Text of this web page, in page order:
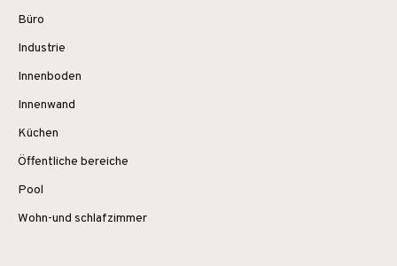
Büro
Industrie
Innenboden
Innenwand
Küchen
Öffentliche bereiche
Pool
Wohn-und schlafzimmer